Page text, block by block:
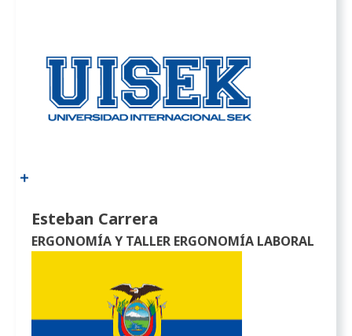
Esteban Carrera
ERGONOMÍA Y TALLER ERGONOMÍA LABORAL